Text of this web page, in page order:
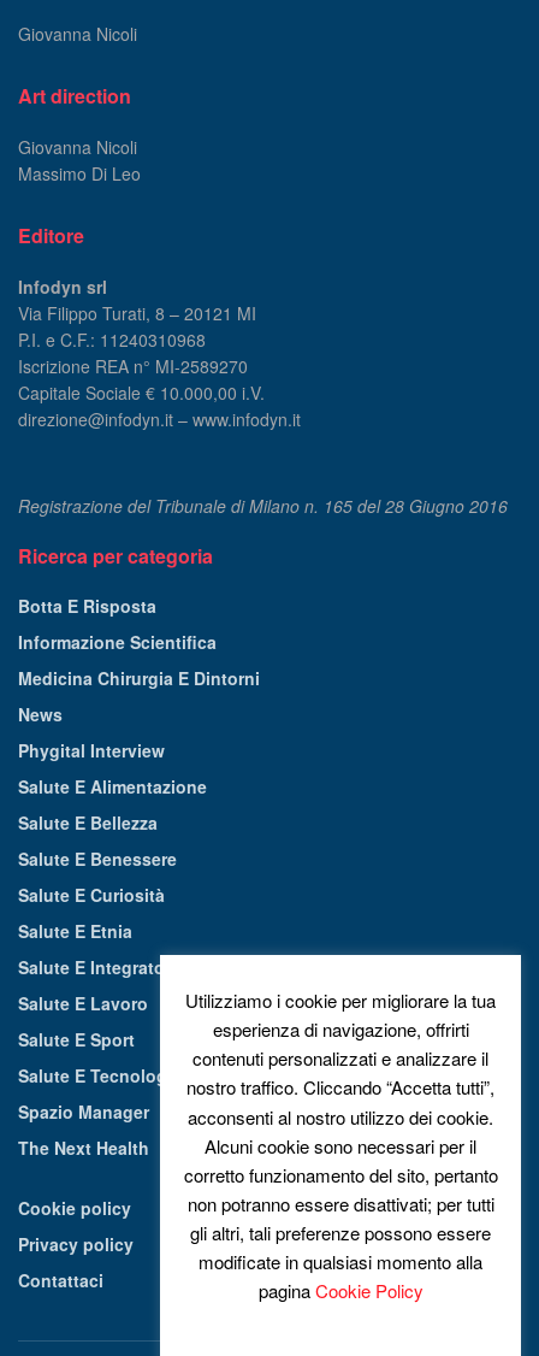
Giovanna Nicoli
Art direction
Giovanna Nicoli
Massimo Di Leo
Editore
Infodyn srl
Via Filippo Turati, 8 – 20121 MI
P.I. e C.F.: 11240310968
Iscrizione REA n° MI-2589270
Capitale Sociale € 10.000,00 i.V.
direzione@infodyn.it – www.infodyn.it
Registrazione del Tribunale di Milano n. 165 del 28 Giugno 2016
Ricerca per categoria
Botta E Risposta
Informazione Scientifica
Medicina Chirurgia E Dintorni
News
Phygital Interview
Salute E Alimentazione
Salute E Bellezza
Salute E Benessere
Salute E Curiosità
Salute E Etnia
Salute E Integratori Alimentari
Salute E Lavoro
Salute E Sport
Salute E Tecnologia
Spazio Manager
The Next Health
Cookie policy
Privacy policy
Contattaci
Utilizziamo i cookie per migliorare la tua
esperienza di navigazione, offrirti
contenuti personalizzati e analizzare il
nostro traffico. Cliccando “Accetta tutti”,
acconsenti al nostro utilizzo dei cookie.
Alcuni cookie sono necessari per il
corretto funzionamento del sito, pertanto
non potranno essere disattivati; per tutti
gli altri, tali preferenze possono essere
modificate in qualsiasi momento alla
paginaCookie Policy